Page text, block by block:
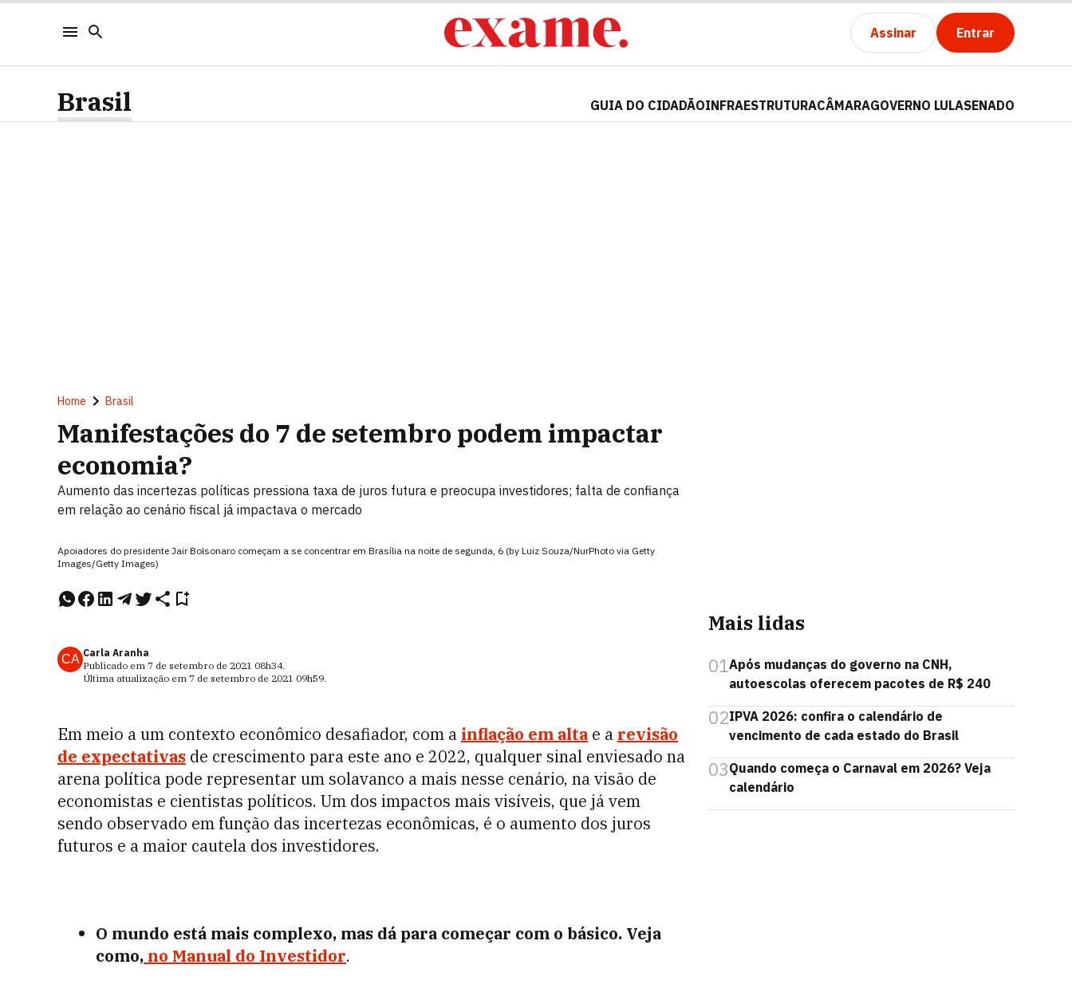
Assinar Entrar
Brasil GUIA DO CIDADÃOINFRAESTRUTURACÂMARAGOVERNO LULASENADO
Home Brasil
Manifestações do 7 de setembro podem impactar
economia?
Aumento das incertezas políticas pressiona taxa de juros futura e preocupa investidores; falta de confiança
em relação ao cenário fiscal já impactava o mercado
Apoiadores do presidente Jair Bolsonaro começam a se concentrar em Brasília na noite de segunda, 6 (by Luiz Souza/NurPhoto via Getty
Images/Getty Images)
CA Carla Aranha
Publicado em 7 de setembro de 2021 08h34.
Última atualização em 7 de setembro de 2021 09h59.
Em meio a um contexto econômico desafiador, com a inflação em alta e a revisão
de expectativas de crescimento para este ano e 2022, qualquer sinal enviesado na
arena política pode representar um solavanco a mais nesse cenário, na visão de
economistas e cientistas políticos. Um dos impactos mais visíveis, que já vem
sendo observado em função das incertezas econômicas, é o aumento dos juros
futuros e a maior cautela dos investidores.
O mundo está mais complexo, mas dá para começar com o básico. Veja
como, no Manual do Investidor.
Mais lidas
01Após mudanças do governo na CNH,
autoescolas oferecem pacotes de R$ 240
02IPVA 2026: confira o calendário de
vencimento de cada estado do Brasil
03Quando começa o Carnaval em 2026? Veja
calendário